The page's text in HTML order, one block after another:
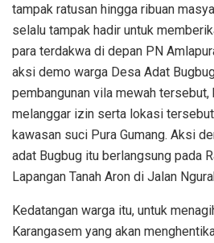
tampak ratusan hingga ribuan
selalu tampak hadir untuk
para terdakwa di depan PN
aksi demo warga Desa Adat
pembangunan vila mewah tersebut,
melanggar izin serta lokasi
kawasan suci Pura Gumang. Aksi
adat Bugbug itu berlangsung pada
Lapangan Tanah Aron di Jalan
Kedatangan warga itu, untuk
Karangasem yang akan